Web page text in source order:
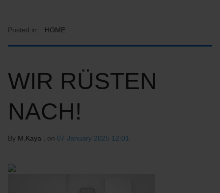
Posted in: HOME
WIR RÜSTEN
NACH!
By M.Kaya , on 07 January 2025 12:01